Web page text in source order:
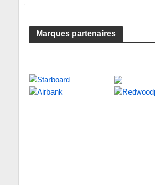
Marques partenaires